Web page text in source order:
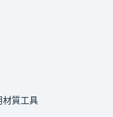
材質工具